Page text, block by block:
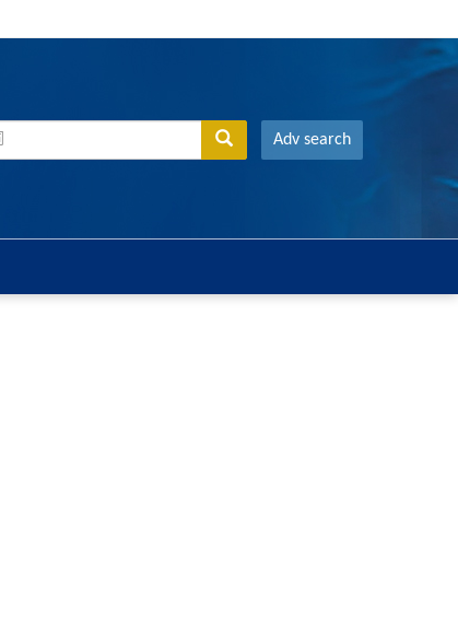
Adv search